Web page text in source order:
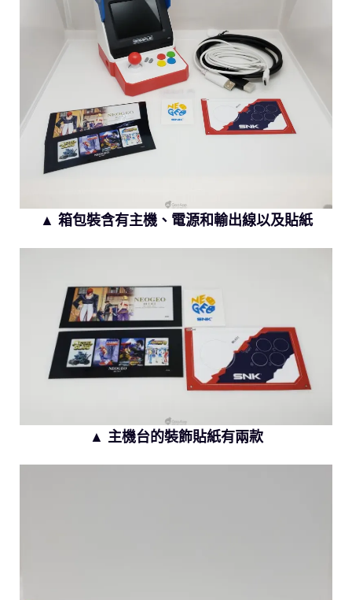
▲ 箱包裝含有主機、電源和輸出線以及貼紙
▲ 主機台的裝飾貼紙有兩款